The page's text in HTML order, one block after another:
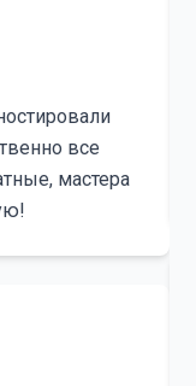
все
мастера